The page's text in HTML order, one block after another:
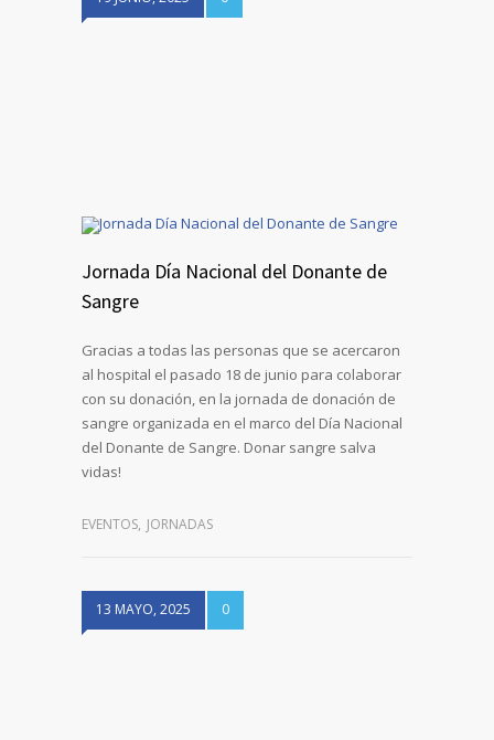
Jornada Día Nacional del Donante de
Sangre
Gracias a todas las personas que se acercaron
al hospital el pasado 18 de junio para colaborar
con su donación, en la jornada de donación de
sangre organizada en el marco del Día Nacional
del Donante de Sangre. Donar sangre salva
vidas!
EVENTOS, JORNADAS
13 MAYO, 2025 0